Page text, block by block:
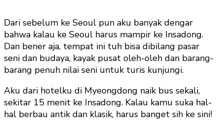
Dari sebelum ke Seoul pun aku banyak dengar
bahwa kalau ke Seoul harus mampir ke Insadong.
Dan bener aja, tempat ini tuh bisa dibilang pasar
seni dan budaya, kayak pusat oleh-oleh dan barang-
barang penuh nilai seni untuk turis kunjungi.
Aku dari hotelku di Myeongdong naik bus sekali,
sekitar 15 menit ke Insadong. Kalau kamu suka hal-
hal berbau antik dan klasik, harus banget sih ke sini!